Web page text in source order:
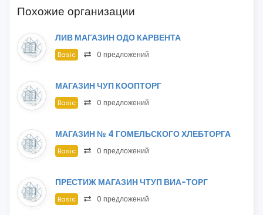
Похожие организации
ЛИВ МАГАЗИН ОДО КАРВЕНТА
Basic 0 предложений
МАГАЗИН ЧУП КООПТОРГ
Basic 0 предложений
МАГАЗИН № 4 ГОМЕЛЬСКОГО ХЛЕБТОРГА
Basic 0 предложений
ПРЕСТИЖ МАГАЗИН ЧТУП ВИА-ТОРГ
Basic 0 предложений